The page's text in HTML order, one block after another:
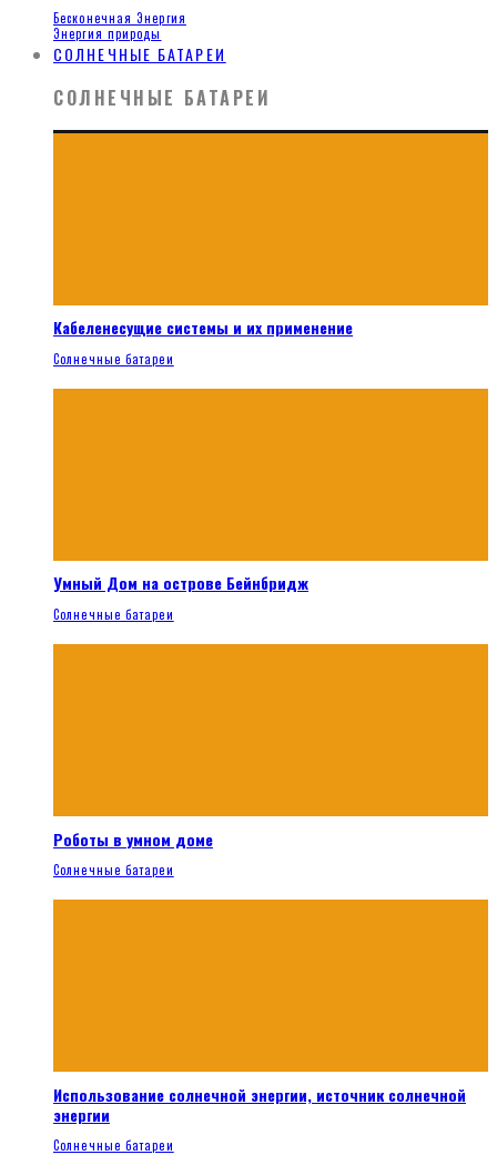
Бесконечная Энергия
Энергия природы
СОЛНЕЧНЫЕ БАТАРЕИ
СОЛНЕЧНЫЕ БАТАРЕИ
Кабеленесущие системы и их применение
Солнечные батареи
Умный Дом на острове Бейнбридж
Солнечные батареи
Роботы в умном доме
Солнечные батареи
Использование солнечной энергии, источник солнечной
энергии
Солнечные батареи